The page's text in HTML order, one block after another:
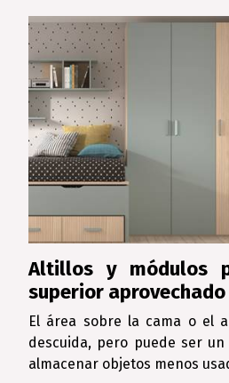
Altillos y módulos
superior aprovechado
El área sobre la cama o el
descuida, pero puede ser
almacenar objetos menos